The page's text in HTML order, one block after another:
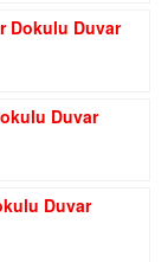
Dokulu Duvar
Duvar
Duvar